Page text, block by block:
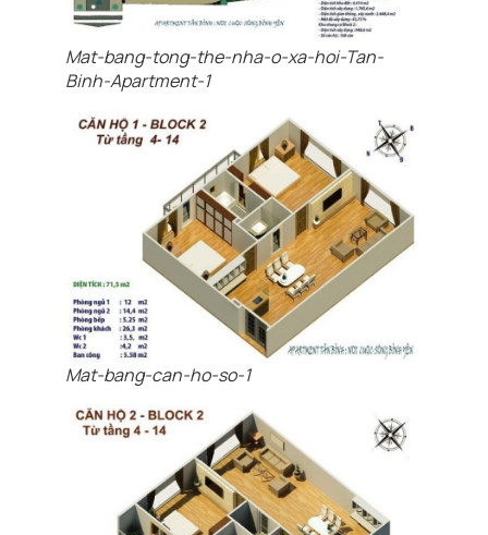
Mat-bang-tong-the-nha-o-xa-hoi-Tan-
Binh-Apartment-1
Mat-bang-can-ho-so-1